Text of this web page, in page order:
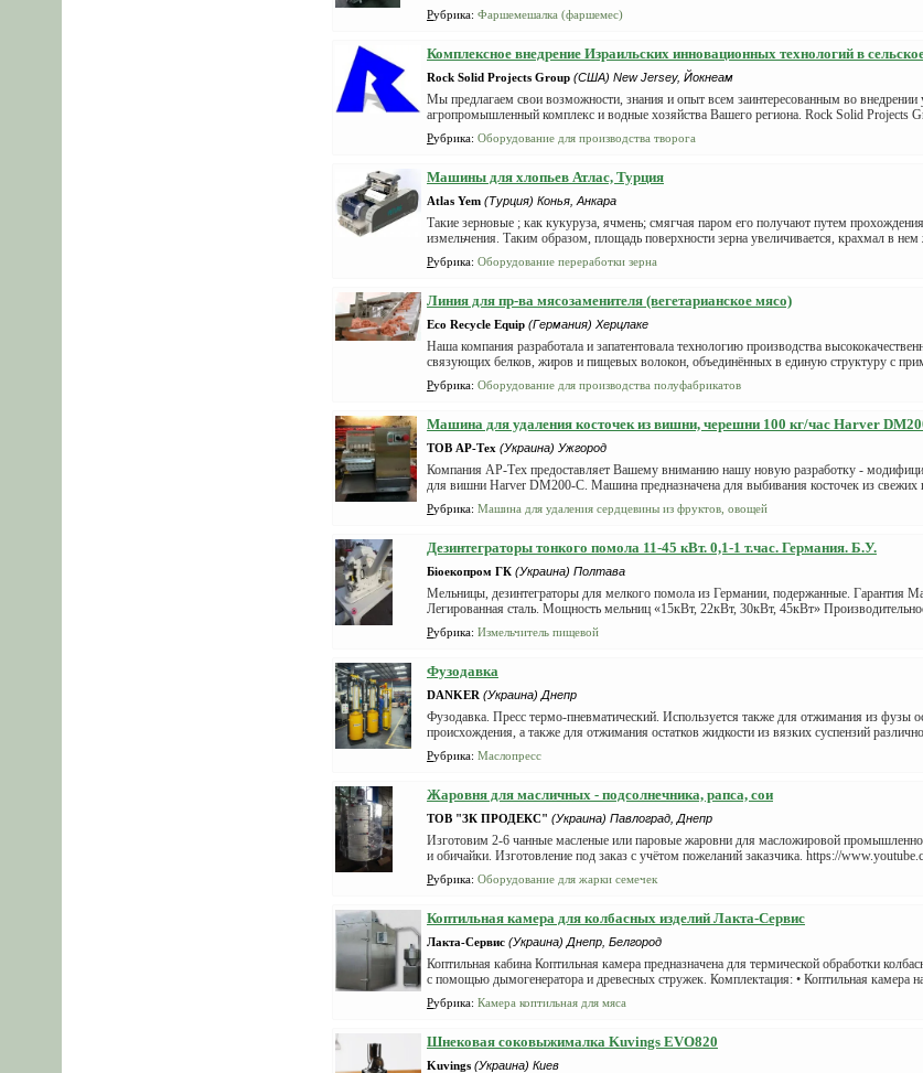
Рубрика: Фаршемешалка (фаршемес)
Комплексное внедрение Израильских инновационных технологий в
Rock Solid Projects Group (США) New Jersey, Йокнеам
Мы предлaгаем свои возможности, знания и опыт всем заинтересованным во внедрении
агропромышленный комплекс и водные хозяйствa Вашего региона. Rock Solid Projects
Рубрика: Оборудование для производства творога
Машины для хлопьев Атлас, Турция
Atlas Yem (Турция) Конья, Анкара
Такие зерновые ; как кукуруза, ячмень; смягчая паром его получают путем
измельчения. Таким образом, площадь поверхности зерна увеличивается, крахмал в нем
Рубрика: Оборудование переработки зерна
Линия для пр-ва мясозаменителя (вегетарианское мясо)
Eco Recycle Equip (Германия) Херцлаке
Наша компания разработала и запатентовала технологию производства
связующих белков, жиров и пищевых волокон, объединённых в единую структуру с
Рубрика: Оборудование для производства полуфабрикатов
Машина для удаления косточек из вишни, черешни 100 кг/час Harver
ТОВ АР-Тех (Украина) Ужгород
Компания АР-Тех предоставляет Вашему вниманию нашу новую разработку -
для вишни Harver DM200-C. Машина предназначена для выбивания косточек из
Рубрика: Машина для удаления сердцевины из фруктов, овощей
Дезинтеграторы тонкого помола 11-45 кВт. 0,1-1 т.час. Германия. Б.У.
Біоекопром ГК (Украина) Полтава
Мельницы, дезинтеграторы для мелкого помола из Германии, подержанные. Гарантия
Легированная сталь. Мощность мельниц «15кВт, 22кВт, 30кВт, 45кВт»
Рубрика: Измельчитель пищевой
Фузодавка
DANKER (Украина) Днепр
Фузодавка. Пресс термо-пневматический. Используется также для отжимания из фузы
происхождения, а также для отжимания остатков жидкости из вязких суспензий
Рубрика: Маслопресс
Жаровня для масличных - подсолнечника, рапса, сои
ТОВ "ЗК ПРОДЕКС" (Украина) Павлоград, Днепр
Изготовим 2-6 чанные масленые или паровые жаровни для масложировой
и обичайки. Изготовление под заказ с учётом пожеланий заказчика. https://
Рубрика: Оборудование для жарки семечек
Коптильная камера для колбасных изделий Лакта-Сервис
Лакта-Сервис (Украина) Днепр, Белгород
Коптильная кабина Коптильная камера предназначена для термической обработки
с помощью дымогенератора и древесных стружек. Комплектация: • Коптильная камера
Рубрика: Камера коптильная для мяса
Шнековая соковыжималка Kuvings EVO820
Kuvings (Украина) Киев